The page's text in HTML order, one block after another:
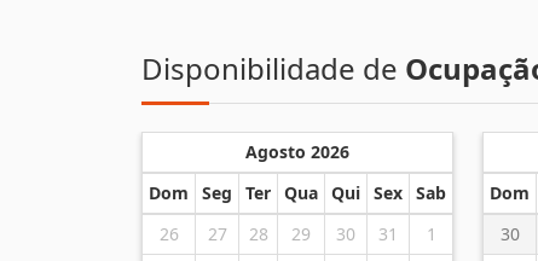
Disponibilidade de
Agosto 2026
Dom
Seg Ter Qua Qui Sex Sab
26
27 28 29 30 31
1
Dom
30